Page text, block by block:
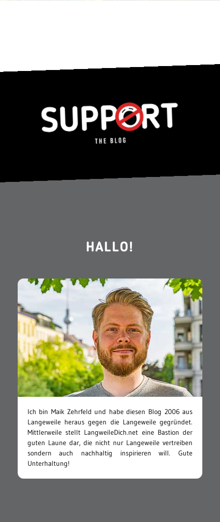
HALLO!
Ich bin Maik Zehrfeld und habe diesen Blog 2006 aus
Langeweile heraus gegen die Langeweile gegründet.
Mittlerweile stellt LangweileDich.net eine Bastion der
guten Laune dar, die nicht nur Langeweile vertreiben
sondern auch nachhaltig inspirieren will. Gute
Unterhaltung!